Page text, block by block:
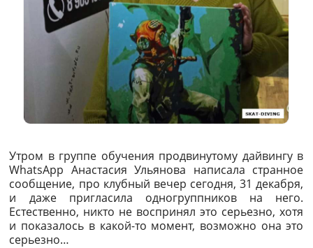
Утром в группе обучения продвинутому дайвингу в
WhatsApp Анастасия Ульянова написала странное
сообщение, про клубный вечер сегодня, 31 декабря,
и даже пригласила одногруппников на него.
Естественно, никто не воспринял это серьезно, хотя
и показалось в какой-то момент, возможно она это
серьезно…